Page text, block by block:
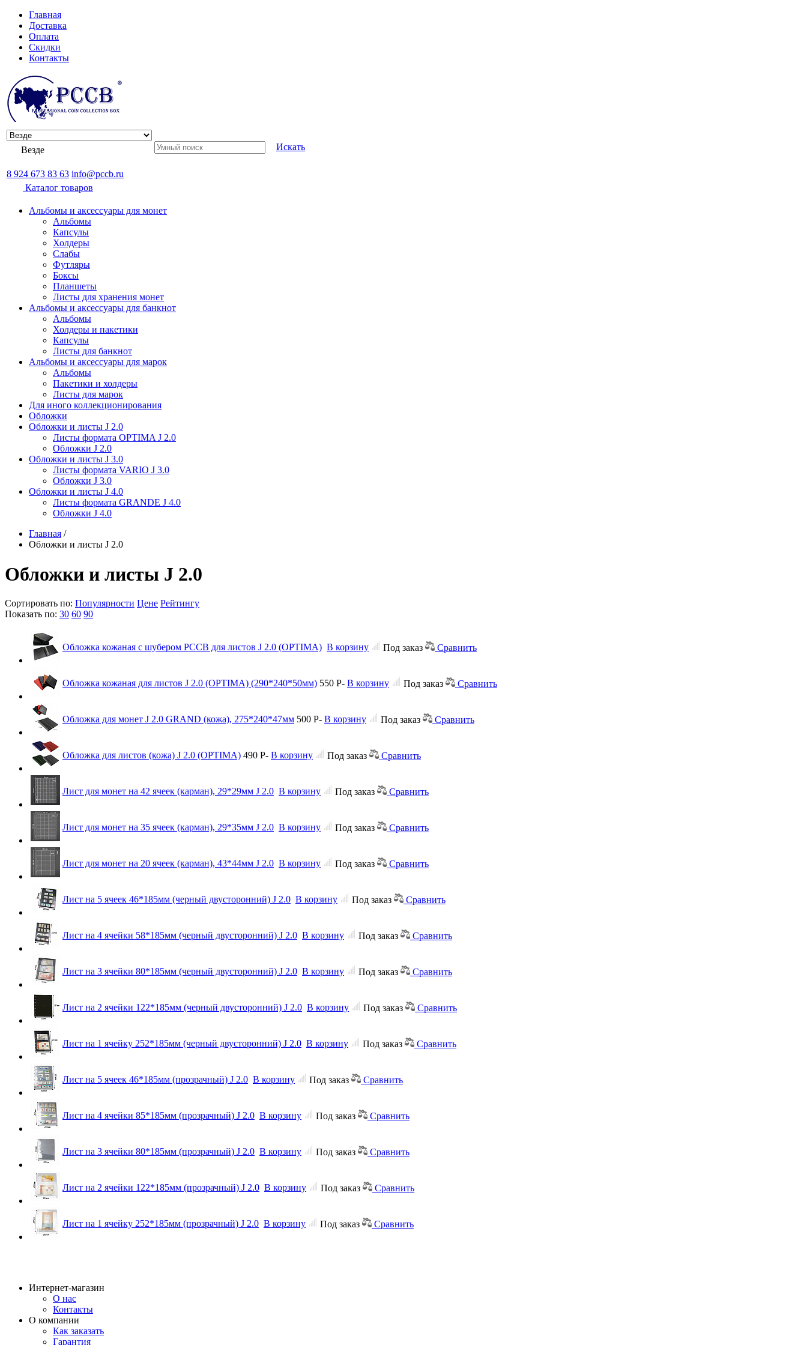
Главная
Доставка
Оплата
Скидки
Контакты
Везде Искать
8 924 673 83 63 info@pccb.ru
Каталог товаров
Альбомы и аксессуары для монет
Альбомы
Капсулы
Холдеры
Слабы
Футляры
Боксы
Планшеты
Листы для хранения монет
Альбомы и аксессуары для банкнот
Альбомы
Холдеры и пакетики
Капсулы
Листы для банкнот
Альбомы и аксессуары для марок
Альбомы
Пакетики и холдеры
Листы для марок
Для иного коллекционирования
Обложки
Обложки и листы J 2.0
Листы формата OPTIMA J 2.0
Обложки J 2.0
Обложки и листы J 3.0
Листы формата VARIO J 3.0
Обложки J 3.0
Обложки и листы J 4.0
Листы формата GRANDE J 4.0
Обложки J 4.0
Главная /
Обложки и листы J 2.0
Обложки и листы J 2.0
Сортировать по: Популярности Цене Рейтингу
Показать по: 30 60 90
Обложка кожаная с шубером РССВ для листов J 2.0 (OPTIMA) В корзину Под заказ Сравнить
Обложка кожаная для листов J 2.0 (OPTIMA) (290*240*50мм) 550 Р- В корзину Под заказ Сравнить
Обложка для монет J 2.0 GRAND (кожа), 275*240*47мм 500 Р- В корзину Под заказ Сравнить
Обложка для листов (кожа) J 2.0 (OPTIMA) 490 Р- В корзину Под заказ Сравнить
Лист для монет на 42 ячеек (карман), 29*29мм J 2.0 В корзину Под заказ Сравнить
Лист для монет на 35 ячеек (карман), 29*35мм J 2.0 В корзину Под заказ Сравнить
Лист для монет на 20 ячеек (карман), 43*44мм J 2.0 В корзину Под заказ Сравнить
Лист на 5 ячеек 46*185мм (черный двусторонний) J 2.0 В корзину Под заказ Сравнить
Лист на 4 ячейки 58*185мм (черный двусторонний) J 2.0 В корзину Под заказ Сравнить
Лист на 3 ячейки 80*185мм (черный двусторонний) J 2.0 В корзину Под заказ Сравнить
Лист на 2 ячейки 122*185мм (черный двусторонний) J 2.0 В корзину Под заказ Сравнить
Лист на 1 ячейку 252*185мм (черный двусторонний) J 2.0 В корзину Под заказ Сравнить
Лист на 5 ячеек 46*185мм (прозрачный) J 2.0 В корзину Под заказ Сравнить
Лист на 4 ячейки 85*185мм (прозрачный) J 2.0 В корзину Под заказ Сравнить
Лист на 3 ячейки 80*185мм (прозрачный) J 2.0 В корзину Под заказ Сравнить
Лист на 2 ячейки 122*185мм (прозрачный) J 2.0 В корзину Под заказ Сравнить
Лист на 1 ячейку 252*185мм (прозрачный) J 2.0 В корзину Под заказ Сравнить
Интернет-магазин
О нас
Контакты
О компании
Как заказать
Гарантия